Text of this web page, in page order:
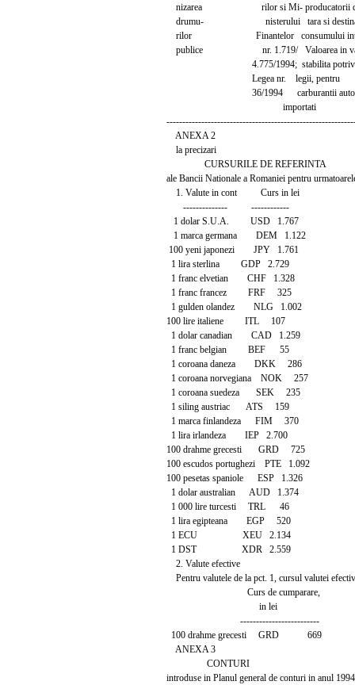
nizarea rilor si Mi- producatorii
drumu- nisterului tara si
rilor Finantelor consumului
publice nr. 1.719/ Valoarea in
4.775/1994; stabilita
Legea nr. legii, pentru
36/1994 carburantii auto
importati
ANEXA 2
la precizari
CURSURILE DE REFERINTA
ale Bancii Nationale a Romaniei pentru
1. Valute in cont Curs in lei
-------------- ------------
1 dolar S.U.A. USD 1.767
1 marca germana DEM 1.122
100 yeni japonezi JPY 1.761
1 lira sterlina GDP 2.729
1 franc elvetian CHF 1.328
1 franc francez FRF 325
1 gulden olandez NLG 1.002
100 lire italiene ITL 107
1 dolar canadian CAD 1.259
1 franc belgian BEF 55
1 coroana daneza DKK 286
1 coroana norvegiana NOK 257
1 coroana suedeza SEK 235
1 siling austriac ATS 159
1 marca finlandeza FIM 370
1 lira irlandeza IEP 2.700
100 drahme grecesti GRD 725
100 escudos portughezi PTE 1.092
100 pesetas spaniole ESP 1.326
1 dolar australian AUD 1.374
1 000 lire turcesti TRL 46
1 lira egipteana EGP 520
1 ECU XEU 2.134
1 DST XDR 2.559
2. Valute efective
Pentru valutele de la pct. 1, cursul valutei
Curs de cumparare,
in lei
-------------------------
100 drahme grecesti GRD 669
ANEXA 3
CONTURI
introduse in Planul general de conturi in anul 1994